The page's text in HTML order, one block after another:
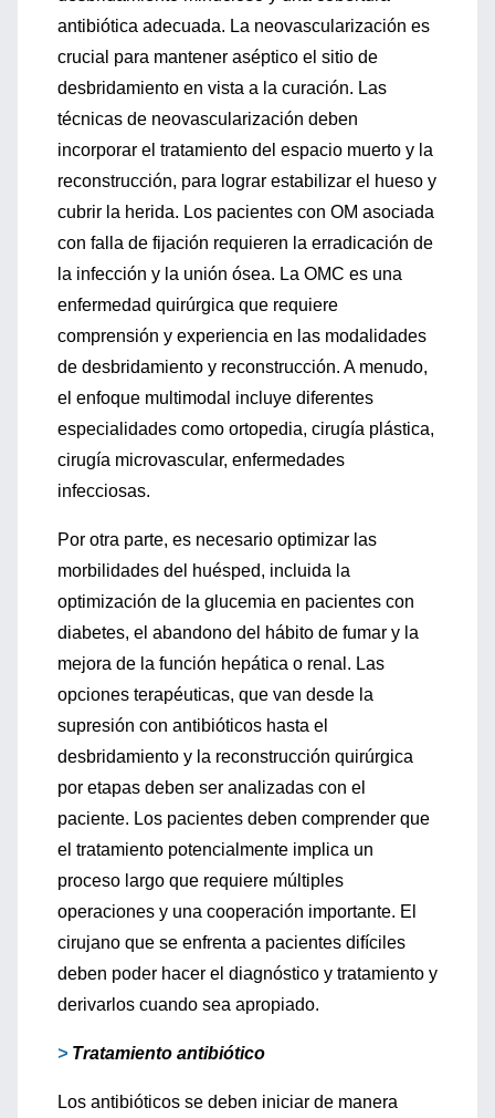
antibiótica adecuada. La neovascularización es
crucial para mantener aséptico el sitio de
desbridamiento en vista a la curación. Las
técnicas de neovascularización deben
incorporar el tratamiento del espacio muerto y la
reconstrucción, para lograr estabilizar el hueso y
cubrir la herida. Los pacientes con OM asociada
con falla de fijación requieren la erradicación de
la infección y la unión ósea. La OMC es una
enfermedad quirúrgica que requiere
comprensión y experiencia en las modalidades
de desbridamiento y reconstrucción. A menudo,
el enfoque multimodal incluye diferentes
especialidades como ortopedia, cirugía plástica,
cirugía microvascular, enfermedades
infecciosas.
Por otra parte, es necesario optimizar las
morbilidades del huésped, incluida la
optimización de la glucemia en pacientes con
diabetes, el abandono del hábito de fumar y la
mejora de la función hepática o renal. Las
opciones terapéuticas, que van desde la
supresión con antibióticos hasta el
desbridamiento y la reconstrucción quirúrgica
por etapas deben ser analizadas con el
paciente. Los pacientes deben comprender que
el tratamiento potencialmente implica un
proceso largo que requiere múltiples
operaciones y una cooperación importante. El
cirujano que se enfrenta a pacientes difíciles
deben poder hacer el diagnóstico y tratamiento y
derivarlos cuando sea apropiado.
> Tratamiento antibiótico
Los antibióticos se deben iniciar de manera